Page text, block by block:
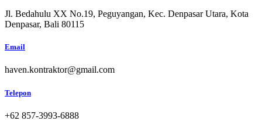
Jl. Bedahulu XX No.19, Peguyangan, Kec. Denpasar Utara, Kota
Denpasar, Bali 80115
Email
haven.kontraktor@gmail.com
Telepon
+62 857-3993-6888